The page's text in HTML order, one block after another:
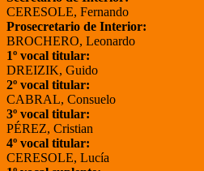
CERESOLE, Fernando
Prosecretario de Interior:
BROCHERO, Leonardo
1º vocal titular:
DREIZIK, Guido
2º vocal titular:
CABRAL, Consuelo
3º vocal titular:
PÉREZ, Cristian
4º vocal titular:
CERESOLE, Lucía